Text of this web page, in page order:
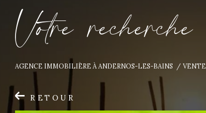
Votre recherche
AGENCE IMMOBILIÈRE À ANDERNOS-LES-BAINS VENTE
RETOUR